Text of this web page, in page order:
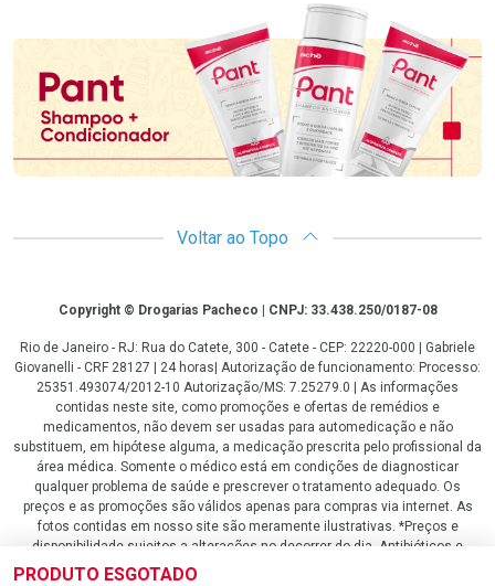
PRODUTO ESGOTADO
Promoção em Destaque
Voltar ao Topo
CopyrightCopyright © Drogarias Pacheco | CNPJ: 33.438.250/0187-08
Rio de Janeiro - RJ: Rua do Catete, 300 - Catete - CEP: 22220-000 | Gabriele
Giovanelli - CRF 28127 | 24 horas| Autorização de funcionamento: Processo:
25351.493074/2012-10 Autorização/MS: 7.25279.0 | As informações
contidas neste site, como promoções e ofertas de remédios e
medicamentos, não devem ser usadas para automedicação e não
substituem, em hipótese alguma, a medicação prescrita pelo profissional da
área médica. Somente o médico está em condições de diagnosticar
qualquer problema de saúde e prescrever o tratamento adequado. Os
preços e as promoções são válidos apenas para compras via internet. As
fotos contidas em nosso site são meramente ilustrativas. *Preços e
disponibilidade sujeitos a alterações no decorrer do dia. Antibióticos e
antimicrobianos vendas apenas em lojas físicas ou televendas. Portaria nº